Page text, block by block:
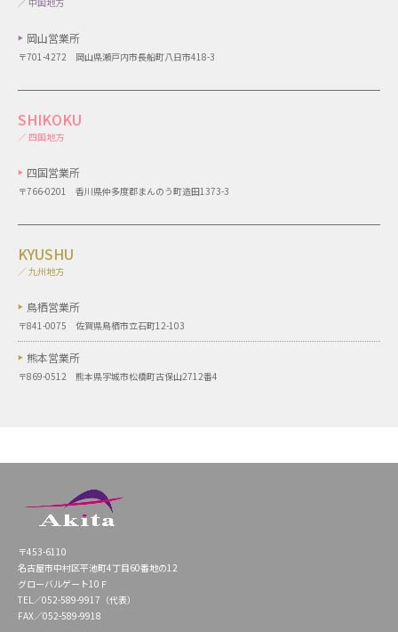
岡山営業所
〒701-4272 岡山県瀬戸内市長船町八日市418-3
SHIKOKU
／ 四国地方
四国営業所
〒766-0201 香川県仲多度郡まんのう町造田1373-3
KYUSHU
／ 九州地方
鳥栖営業所
〒841-0075 佐賀県鳥栖市立石町12-103
熊本営業所
〒869-0512 熊本県宇城市松橋町古保山2712番4
〒453-6110
名古屋市中村区平池町4丁目60番地の12
グローバルゲート10Ｆ
TEL／052-589-9917（代表）
FAX／052-589-9918